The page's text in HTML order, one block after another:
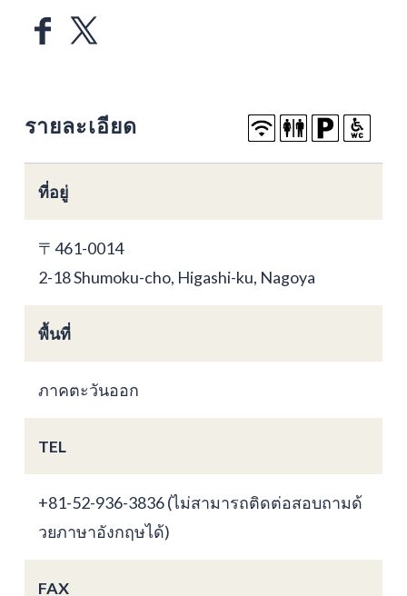
รายละเอียด
ที่อยู่
〒461-0014
2-18 Shumoku-cho, Higashi-ku, Nagoya
พื้นที่
ภาคตะวันออก
TEL
+81-52-936-3836 (ไม่สามารถติดต่อสอบถามด้
วยภาษาอังกฤษได้)
FAX